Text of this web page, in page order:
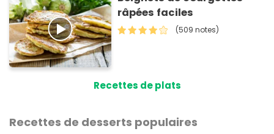
râpées faciles
(509 notes)
Recettes de plats
Recettes de desserts populaires